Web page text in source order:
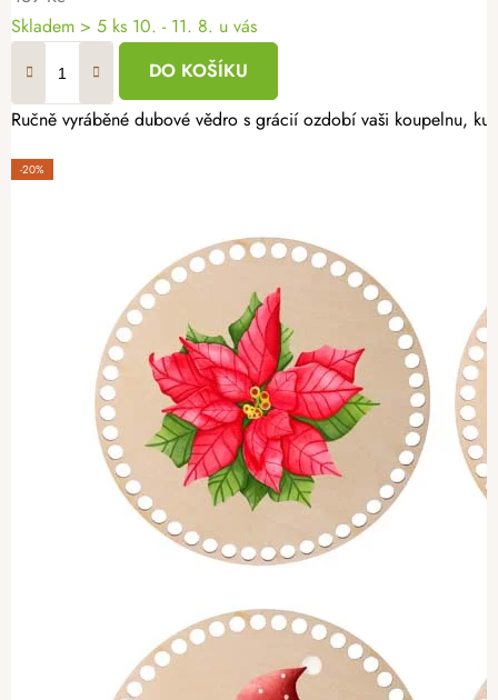
Skladem > 5 ks 10. - 11. 8. u vás
DO KOŠÍKU
Ručně vyráběné dubové vědro s grácií ozdobí vaši koupelnu,
-20%